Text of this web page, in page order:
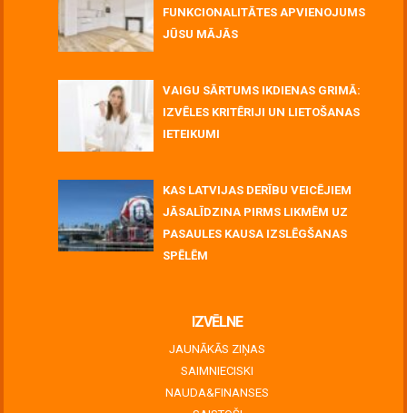
FUNKCIONALITĀTES APVIENOJUMS
JŪSU MĀJĀS
VAIGU SĀRTUMS IKDIENAS GRIMĀ:
IZVĒLES KRITĒRIJI UN LIETOŠANAS
IETEIKUMI
KAS LATVIJAS DERĪBU VEICĒJIEM
JĀSALĪDZINA PIRMS LIKMĒM UZ
PASAULES KAUSA IZSLĒGŠANAS
SPĒLĒM
IZVĒLNE
JAUNĀKĀS ZIŅAS
SAIMNIECISKI
NAUDA&FINANSES